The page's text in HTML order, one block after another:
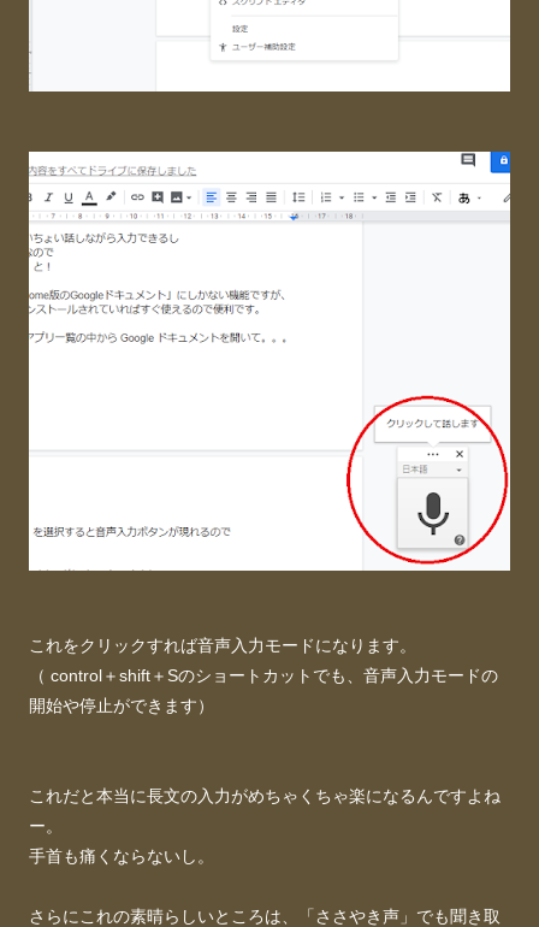
これをクリックすれば音声入力モードになります。
（ control＋shift＋Sのショートカットでも、音声入力モードの
開始や停止ができます）
これだと本当に長文の入力がめちゃくちゃ楽になるんですよね
ー。
手首も痛くならないし。
さらにこれの素晴らしいところは、「ささやき声」でも聞き取